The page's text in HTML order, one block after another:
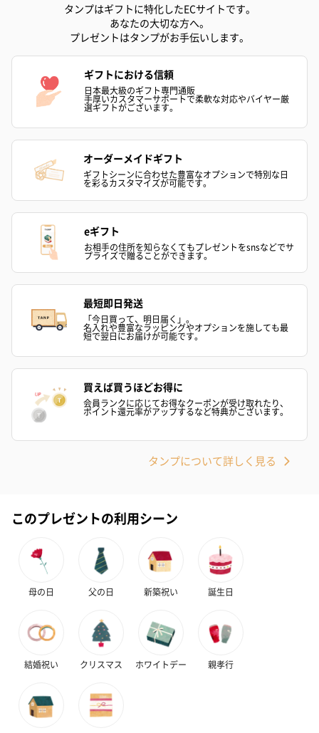
スキンケアグッズ
スキンケアグッズを同梱してお届けします。
ハンドクリーム3本セッ
ト【ありがとう】
（1,100円）
シャワージェル＆ハン
ドクリーム（ピンクグ
レープフルーツ）
（2,145円）
シャワージェ
ッシュローズ
円）
リラックスグッズ
リラックスグッズを同梱してお届けします。
円）
ハンドタオル・ハンカチを同梱してお届けいたします。ギフトへ
の＋αにおすすめです。
花束ハンドタオル（ピ
タンプはギフトに特化したECサイトです。
あなたの大切な方へ。
プレゼントはタンプがお手伝いします。
ギフトにおける信頼
日本最大級のギフト専門通販
手厚いカスタマーサポートで柔軟な対応やバイヤー厳
選ギフトがございます。
オーダーメイドギフト
ギフトシーンに合わせた豊富なオプションで特別な日
を彩るカスタマイズが可能です。
eギフト
お相手の住所を知らなくてもプレゼントをsnsなどでサ
プライズで贈ることができます。
最短即日発送
「今日買って、明日届く」。
名入れや豊富なラッピングやオプションを施しても最
短で翌日にお届けが可能です。
買えば買うほどお得に
会員ランクに応じてお得なクーポンが受け取れたり、
ポイント還元率がアップするなど特典がございます。
タンプについて詳しく見る
このプレゼントの利用シーン
母の日 父の日 新築祝い 誕生日
結婚祝い クリスマス ホワイトデー 親孝行